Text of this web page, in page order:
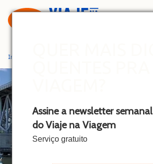
Assine a newsletter semanal
do Viaje na Viagem
Serviço gratuito
o
n
t
e
n
t
Início